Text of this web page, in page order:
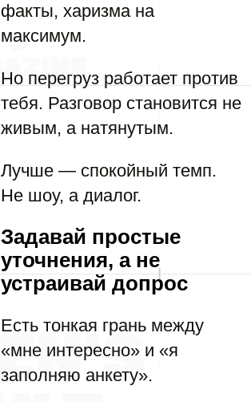
факты, харизма на
максимум.
Но перегруз работает против
тебя. Разговор становится не
живым, а натянутым.
Лучше — спокойный темп.
Не шоу, а диалог.
Задавай простые
уточнения, а не
устраивай допрос
Есть тонкая грань между
«мне интересно» и «я
заполняю анкету».